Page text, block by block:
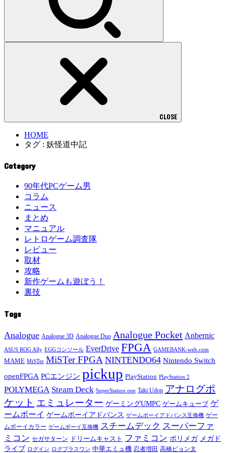
CLOSE
HOME
タグ : 妖怪道中記
Category
90年代PCゲーム男
コラム
ニュース
まとめ
マニュアル
レトロゲーム調査隊
レビュー
取材
攻略
新作ゲームも遊ぼう！
裏技
Tags
Analogue Analogue 3D Analogue Duo Analogue Pocket Anbernic
ASUS ROG Ally EGGコンソール EverDrive FPGA GAMEBANK-web.com
MAME MiSTer MiSTer FPGA NINTENDO64 Nintendo Switch
openFPGA PCエンジン pickup PlayStation PlayStation 2
POLYMEGA Steam Deck SuperStation one Taki Udon アナログポ
ケット エミュレーター ゲーミングUMPC ゲームキューブ ゲ
ームボーイ ゲームボーイアドバンス ゲームボーイアドバンス互換機 ゲー
ムボーイカラー ゲームボーイ互換機 スチームデック スーパーファ
ミコン セガサターン ドリームキャスト ファミコン ポリメガ メガド
ライブ ログイン ログプラスワン 中華エミュ機 忍者増田 高橋ピョン太